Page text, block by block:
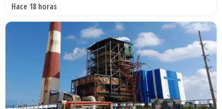
Hace 18 horas